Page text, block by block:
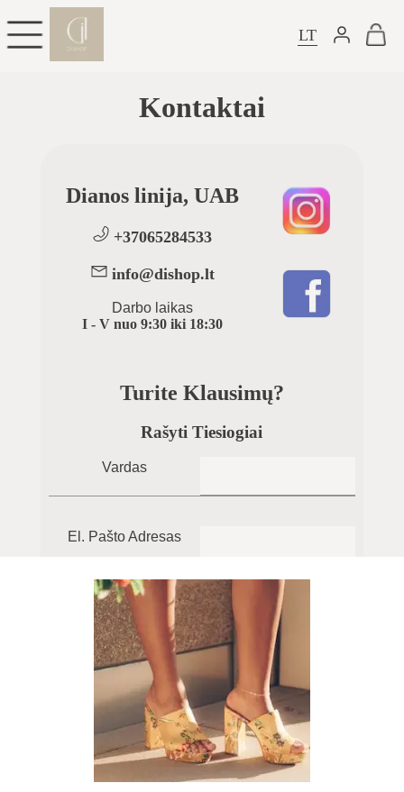
LT
Kontaktai
Dianos linija, UAB
+37065284533
info@dishop.lt
Darbo laikas
I - Vnuo 9:30iki 18:30
Turite Klausimų?
Rašyti Tiesiogiai
Vardas
El. Pašto Adresas
Žinutė
Siųsti